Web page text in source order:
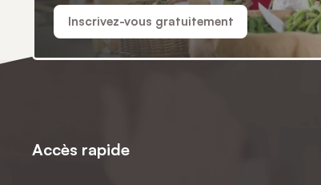
Inscrivez-vous gratuitement
Accès rapide